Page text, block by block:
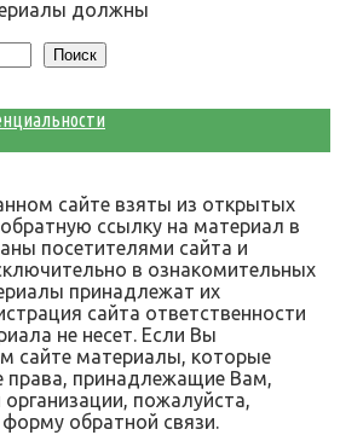
должны
Поиск
сайте взяты из открытых
ссылку на материал в
посетителями сайта и
в ознакомительных
принадлежат их
сайта ответственности
не несет. Если Вы
сайте материалы, которые
права, принадлежащие Вам,
пожалуйста,
обратной связи.